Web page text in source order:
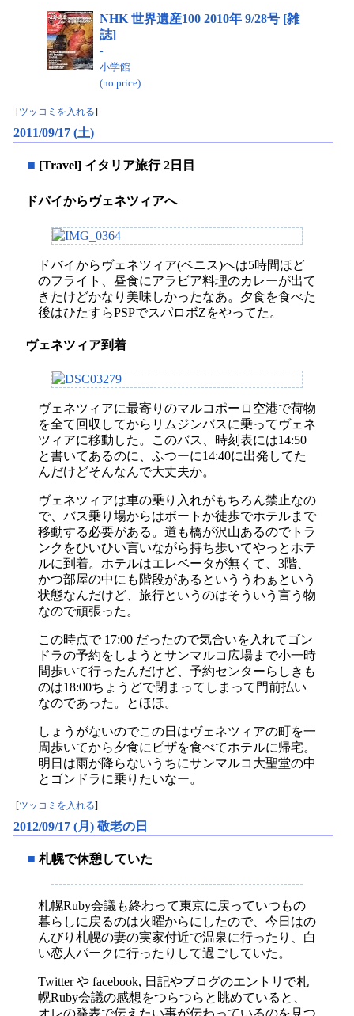
NHK 世界遺産100 2010年 9/28号 [雑
誌]
-
小学館
(no price)
[ツッコミを入れる]
2011/09/17 (土)
■ [Travel] イタリア旅行 2日目
ドバイからヴェネツィアへ
ドバイからヴェネツィア(ベニス)へは5時間ほど
のフライト、昼食にアラビア料理のカレーが出て
きたけどかなり美味しかったなあ。夕食を食べた
後はひたすらPSPでスパロボZをやってた。
ヴェネツィア到着
ヴェネツィアに最寄りのマルコポーロ空港で荷物
を全て回収してからリムジンバスに乗ってヴェネ
ツィアに移動した。このバス、時刻表には14:50
と書いてあるのに、ふつーに14:40に出発してた
んだけどそんなんで大丈夫か。
ヴェネツィアは車の乗り入れがもちろん禁止なの
で、バス乗り場からはボートか徒歩でホテルまで
移動する必要がある。道も橋が沢山あるのでトラ
ンクをひいひい言いながら持ち歩いてやっとホテ
ルに到着。ホテルはエレベータが無くて、3階、
かつ部屋の中にも階段があるといううわぁという
状態なんだけど、旅行というのはそういう言う物
なので頑張った。
この時点で 17:00 だったので気合いを入れてゴン
ドラの予約をしようとサンマルコ広場まで小一時
間歩いて行ったんだけど、予約センターらしきも
のは18:00ちょうどで閉まってしまって門前払い
なのであった。とほほ。
しょうがないのでこの日はヴェネツィアの町を一
周歩いてから夕食にピザを食べてホテルに帰宅。
明日は雨が降らないうちにサンマルコ大聖堂の中
とゴンドラに乗りたいなー。
ツッコミを入れる
2012/09/17 (月) 敬老の日
■ 札幌で休憩していた
札幌Ruby会議も終わって東京に戻っていつもの
暮らしに戻るのは火曜からにしたので、今日はの
んびり札幌の妻の実家付近で温泉に行ったり、白
い恋人パークに行ったりして過ごしていた。
Twitter や facebook, 日記やブログのエントリで札
幌Ruby会議の感想をつらつらと眺めていると、
オレの発表で伝えたい事が伝わっているのを見つ